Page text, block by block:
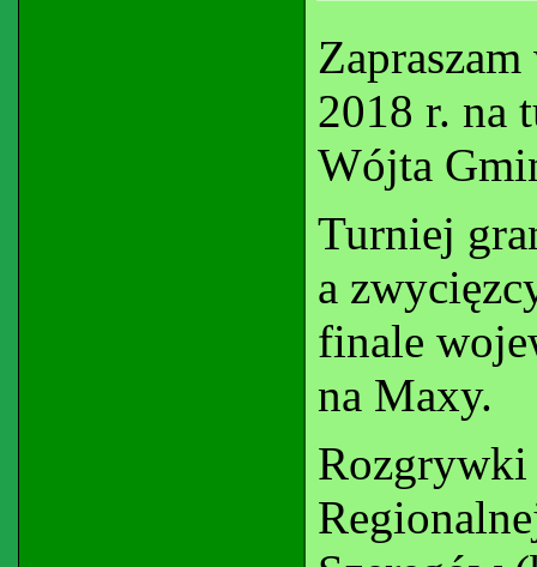
2018 r. na
Wójta
Turniej
a
finale
na Maxy.
Rozgrywki